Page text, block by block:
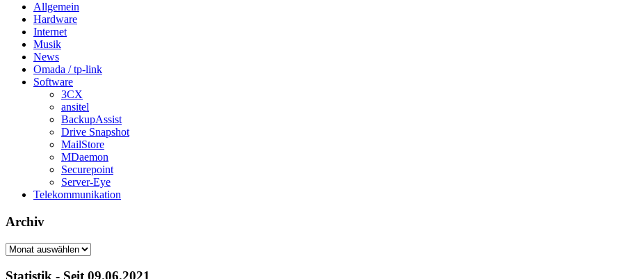
Allgemein
Hardware
Internet
Musik
News
Omada / tp-link
Software
3CX
ansitel
BackupAssist
Drive Snapshot
MailStore
MDaemon
Securepoint
Server-Eye
Telekommunikation
Archiv
Archiv